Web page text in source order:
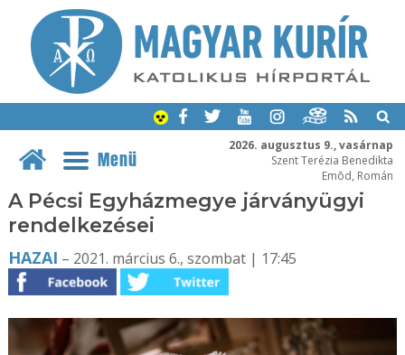
2026. augusztus 9., vasárnap
Szent Terézia Benedikta
Emõd, Román
Menü
A Pécsi Egyházmegye járványügyi
rendelkezései
HAZAI – 2021. március 6., szombat | 17:45